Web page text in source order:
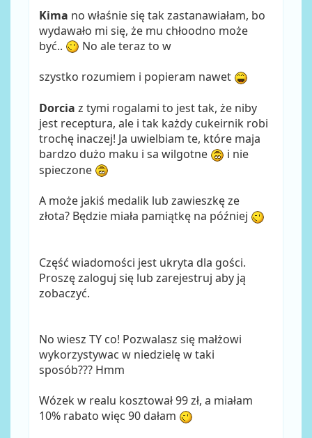
Kima no właśnie się tak zastanawiałam, bo
wydawało mi się, że mu chłoodno może
być..
No ale teraz to w
szystko rozumiem i popieram nawet
Dorcia z tymi rogalami to jest tak, że niby
jest receptura, ale i tak każdy cukeirnik robi
trochę inaczej! Ja uwielbiam te, które maja
bardzo dużo maku i sa wilgotne
i nie
spieczone
A może jakiś medalik lub zawieszkę ze
złota? Będzie miała pamiątkę na później
Część wiadomości jest ukryta dla gości.
Proszę zaloguj się lub zarejestruj aby ją
zobaczyć.
No wiesz TY co! Pozwalasz się małżowi
wykorzystywac w niedzielę w taki
sposób??? Hmm
Wózek w realu kosztował 99 zł, a miałam
10% rabato więc 90 dałam